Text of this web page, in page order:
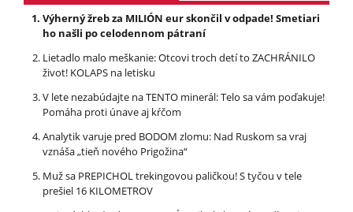
Výherný žreb za MILIÓN eur skončil v odpade! Smetiari
ho našli po celodennom pátraní
Lietadlo malo meškanie: Otcovi troch detí to ZACHRÁNILO
život! KOLAPS na letisku
V lete nezabúdajte na TENTO minerál: Telo sa vám poďakuje!
Pomáha proti únave aj kŕčom
Analytik varuje pred BODOM zlomu: Nad Ruskom sa vraj
vznáša „tieň nového Prigožina“
Muž sa PREPICHOL trekingovou paličkou! S tyčou v tele
prešiel 16 KILOMETROV